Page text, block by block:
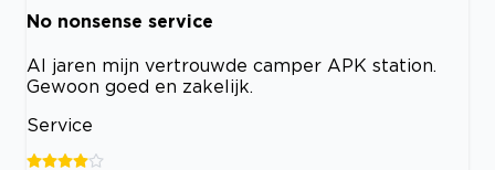
No nonsense service
Al jaren mijn vertrouwde camper APK station.
Gewoon goed en zakelijk.
Service